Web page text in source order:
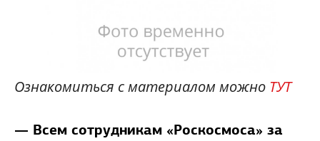
Ознакомиться с материалом можно ТУТ
— Всем сотрудникам «Роскосмоса» за